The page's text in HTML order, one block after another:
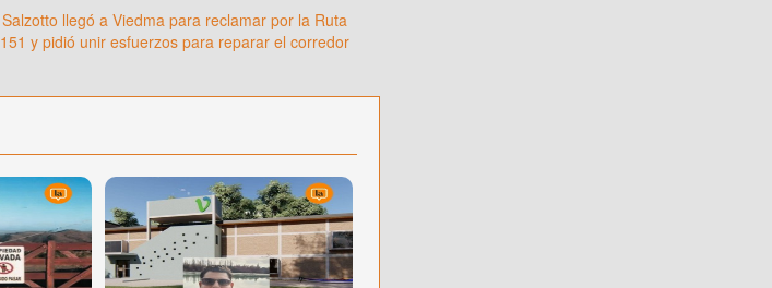
Salzotto llegó a Viedma para reclamar por la Ruta
151 y pidió unir esfuerzos para reparar el corredor